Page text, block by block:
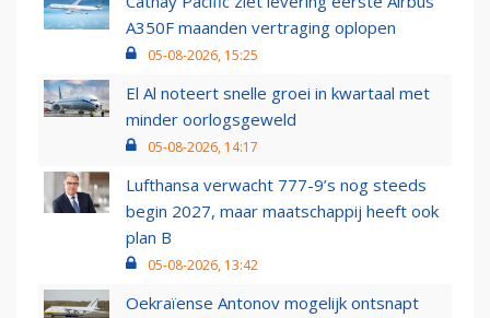
A350F maanden vertraging oplopen
05-08-2026, 15:25
El Al noteert snelle groei in kwartaal met
minder oorlogsgeweld
05-08-2026, 14:17
Lufthansa verwacht 777-9’s nog steeds
begin 2027, maar maatschappij heeft ook
plan B
05-08-2026, 13:42
Oekraïense Antonov mogelijk ontsnapt